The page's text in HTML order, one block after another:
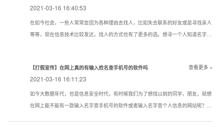
2021-03-16 16:40:53
在如今社会，一些人常常会因为各种理由去找人，比如失去联系的好友或是寻找亲人
等等，现在信息技术比较发达，找人的方式也有了更多的选。想寻一个人知道名字该
【打假宣传】在网上真的有输入姓名查手机号的软件吗
2021-03-16 16:11:23
查看更多 +
如今大数据年代，也是信息安全时代，有时候我们为了想找以前的同学，朋友，就想
在网上能不能有一款输入名字查手机号的软件或者输入名字查个人信息的网站呢？答